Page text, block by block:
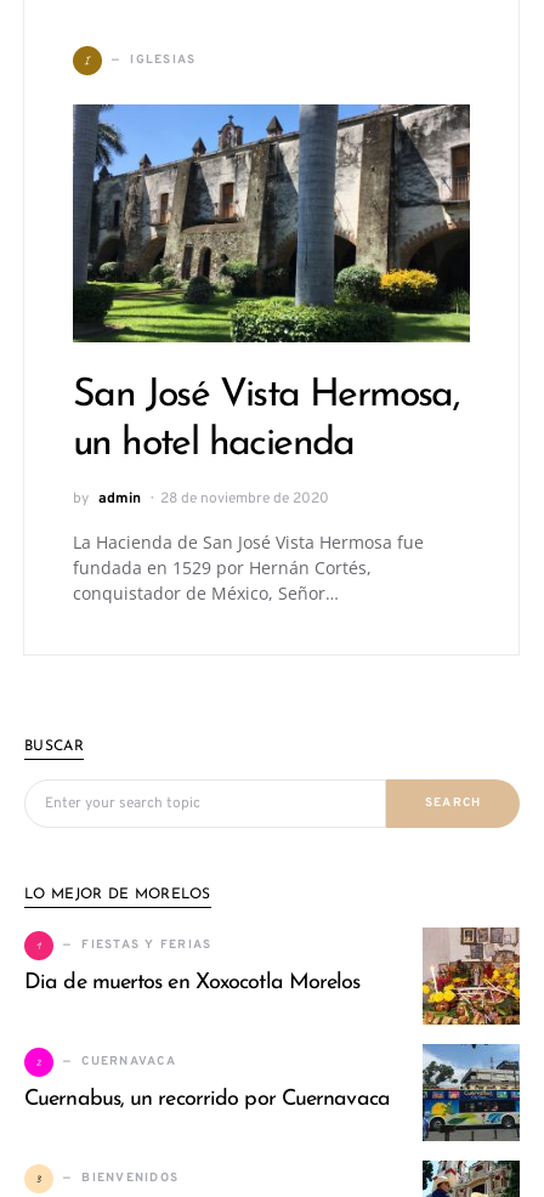
I IGLESIAS
San José Vista Hermosa,
un hotel hacienda
by admin 28 de noviembre de 2020
La Hacienda de San José Vista Hermosa fue
fundada en 1529 por Hernán Cortés,
conquistador de México, Señor…
BUSCAR
Search for:
SEARCH
LO MEJOR DE MORELOS
1 FIESTAS Y FERIAS
Dia de muertos en Xoxocotla Morelos
2 CUERNAVACA
Cuernabus, un recorrido por Cuernavaca
3 BIENVENIDOS